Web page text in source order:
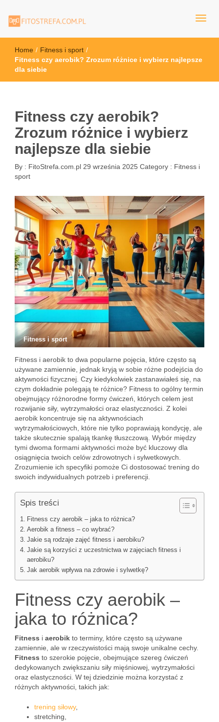
FitoStrefa.com.pl
Home / Fitness i sport /
Fitness czy aerobik? Zrozum różnice i wybierz najlepsze
dla siebie
Fitness czy aerobik?
Zrozum różnice i wybierz
najlepsze dla siebie
By : FitoStrefa.com.pl 29 września 2025 Category : Fitness i
sport
Fitness i sport
Fitness i aerobik to dwa popularne pojęcia, które często są
używane zamiennie, jednak kryją w sobie różne podejścia do
aktywności fizycznej. Czy kiedykolwiek zastanawiałeś się, na
czym dokładnie polegają te różnice? Fitness to ogólny termin
obejmujący różnorodne formy ćwiczeń, których celem jest
rozwijanie siły, wytrzymałości oraz elastyczności. Z kolei
aerobik koncentruje się na aktywnościach
wytrzymałościowych, które nie tylko poprawiają kondycję, ale
także skutecznie spalają tkankę tłuszczową. Wybór między
tymi dwoma formami aktywności może być kluczowy dla
osiągnięcia twoich celów zdrowotnych i sylwetkowych.
Zrozumienie ich specyfiki pomoże Ci dostosować trening do
swoich indywidualnych potrzeb i preferencji.
Spis treści
Fitness czy aerobik – jaka to różnica?
Aerobik a fitness – co wybrać?
Jakie są rodzaje zajęć fitness i aerobiku?
Jakie są korzyści z uczestnictwa w zajęciach fitness i
aerobiku?
Jak aerobik wpływa na zdrowie i sylwetkę?
Fitness czy aerobik –
jaka to różnica?
Fitness i aerobik to terminy, które często są używane
zamiennie, ale w rzeczywistości mają swoje unikalne cechy.
Fitness to szerokie pojęcie, obejmujące szereg ćwiczeń
dedykowanych zwiększaniu siły mięśniowej, wytrzymałości
oraz elastyczności. W tej dziedzinie można korzystać z
różnych aktywności, takich jak:
trening siłowy,
stretching,